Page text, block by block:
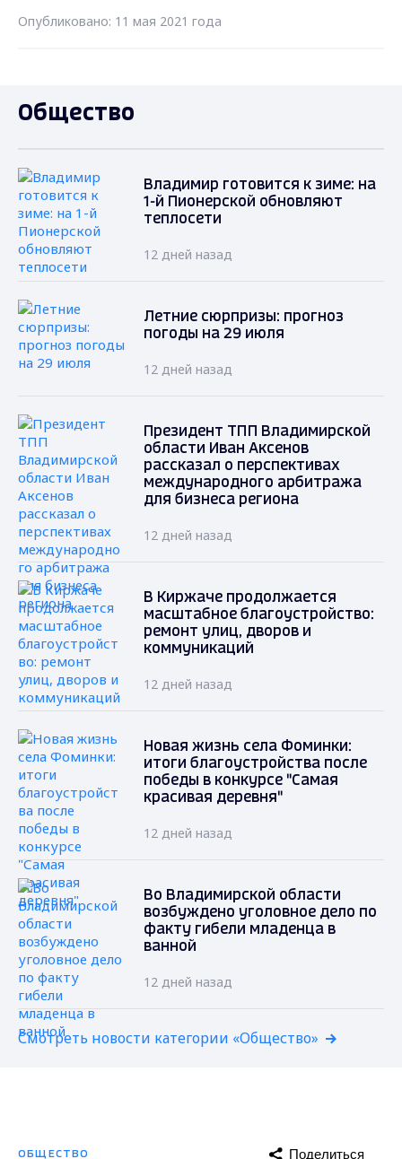
Опубликовано: 11 мая 2021 года
Общество
Владимир готовится к зиме: на
1-й Пионерской обновляют
теплосети
12 дней назад
Летние сюрпризы: прогноз
погоды на 29 июля
12 дней назад
Президент ТПП Владимирской
области Иван Аксенов
рассказал о перспективах
международного арбитража
для бизнеса региона
12 дней назад
В Киржаче продолжается
масштабное благоустройство:
ремонт улиц, дворов и
коммуникаций
12 дней назад
Новая жизнь села Фоминки:
итоги благоустройства после
победы в конкурсе "Самая
красивая деревня"
12 дней назад
Во Владимирской области
возбуждено уголовное дело по
факту гибели младенца в
ванной
12 дней назад
Смотреть новости категории «Общество»
ОБЩЕСТВО Поделиться